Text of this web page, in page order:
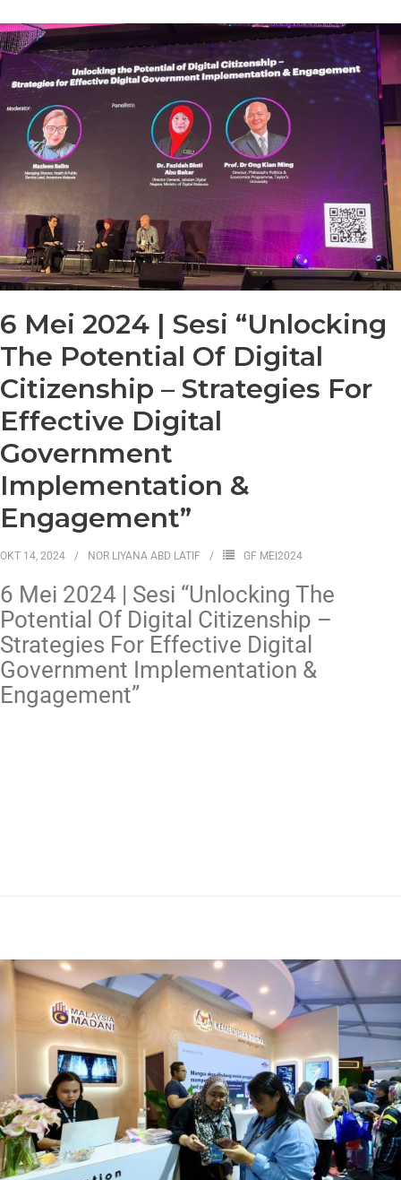
6 Mei 2024 | Sesi “Unlocking
The Potential Of Digital
Citizenship – Strategies For
Effective Digital
Government
Implementation &
Engagement”
OKT 14, 2024 NOR LIYANA ABD LATIF GF MEI2024
6 Mei 2024 | Sesi “Unlocking The
Potential Of Digital Citizenship –
Strategies For Effective Digital
Government Implementation &
Engagement”